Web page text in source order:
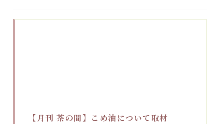
【月刊 茶の間】こめ油について取材